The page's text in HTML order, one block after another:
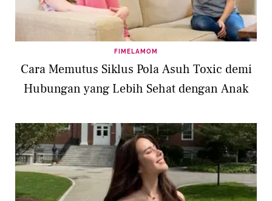
FIMELAMOM
Cara Memutus Siklus Pola Asuh Toxic demi
Hubungan yang Lebih Sehat dengan Anak